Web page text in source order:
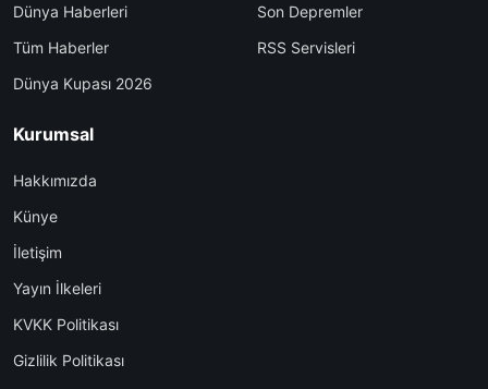
Dünya Haberleri
Tüm Haberler
Dünya Kupası 2026
Son Depremler
RSS Servisleri
Kurumsal
Hakkımızda
Künye
İletişim
Yayın İlkeleri
KVKK Politikası
Gizlilik Politikası